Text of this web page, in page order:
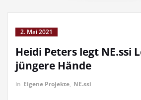
2. Mai 2021
Heidi Peters legt NE.ssi
jüngere Hände
in Eigene Projekte, NE.ssi